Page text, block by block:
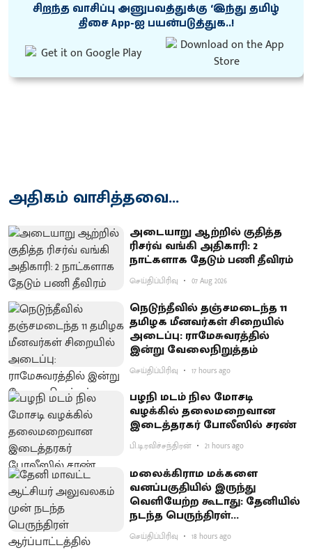
சிறந்த வாசிப்பு அனுபவத்துக்கு ‘இந்து தமிழ்
திசை App-ஐ பயன்படுத்துக..!
அதிகம் வாசித்தவை...
அடையாறு ஆற்றில் குதித்த
ரிசர்வ் வங்கி அதிகாரி: 2
நாட்களாக தேடும் பணி தீவிரம்
செய்திப்பிரிவு 07 Aug 2026
நெடுந்தீவில் தஞ்சமடைந்த 11
தமிழக மீனவர்கள் சிறையில்
அடைப்பு: ராமேசுவரத்தில்
இன்று வேலைநிறுத்தம்
செய்திப்பிரிவு 17 hours ago
பழநி மடம் நில மோசடி
வழக்கில் தலைமறைவான
இடைத்தரகர் போலீஸில் சரண்
பி.டி.ரவிச்சந்திரன் 21 hours ago
மலைக்கிராம மக்களை
வனப்பகுதியில் இருந்து
வெளியேற்ற கூடாது: தேனியில்
நடந்த பெருந்திரள்
ஆர்ப்பாட்டத்தில் வலியுறுத்தல்
செய்திப்பிரிவு 18 hours ago